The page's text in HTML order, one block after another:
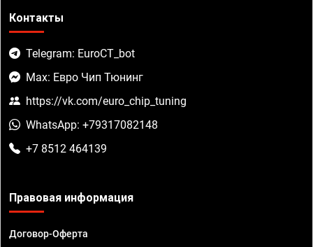
Контакты
Telegram: EuroCT_bot
Max: Евро Чип Тюнинг
https://vk.com/euro_chip_tuning
WhatsApp: +79317082148
+7 8512 464139
Правовая информация
Договор-Оферта